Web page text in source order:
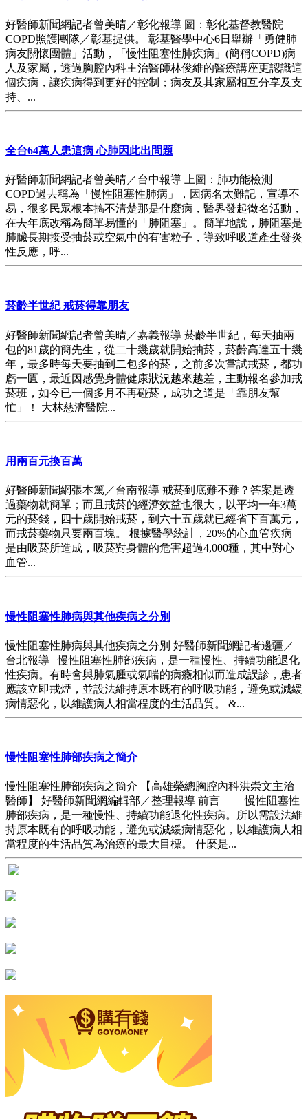
好醫師新聞網記者曾美晴／彰化報導 圖：彰化基督教醫院
COPD照護團隊／彰基提供。 彰基醫學中心6日舉辦「勇健肺
病友關懷團體」活動，「慢性阻塞性肺疾病」(簡稱COPD)病
人及家屬，透過胸腔內科主治醫師林俊維的醫療講座更認識這
個疾病，讓疾病得到更好的控制；病友及其家屬相互分享及支
持、...
全台64萬人患這病 心肺因此出問題
好醫師新聞網記者曾美晴／台中報導 上圖：肺功能檢測
COPD過去稱為「慢性阻塞性肺病」，因病名太難記，宣導不
易，很多民眾根本搞不清楚那是什麼病，醫界發起徵名活動，
在去年底改稱為簡單易懂的「肺阻塞」。簡單地說，肺阻塞是
肺臟長期接受抽菸或空氣中的有害粒子，導致呼吸道產生發炎
性反應，呼...
菸齡半世紀 戒菸得靠朋友
好醫師新聞網記者曾美晴／嘉義報導 菸齡半世紀，每天抽兩
包的81歲的簡先生，從二十幾歲就開始抽菸，菸齡高達五十幾
年，最多時每天要抽到二包多的菸，之前多次嘗試戒菸，都功
虧一匱，最近因感覺身體健康狀況越來越差，主動報名參加戒
菸班，如今已一個多月不再碰菸，成功之道是「靠朋友幫
忙」！ 大林慈濟醫院...
用兩百元換百萬
好醫師新聞網張本篤／台南報導 戒菸到底難不難？答案是透
過藥物就簡單；而且戒菸的經濟效益也很大，以平均一年3萬
元的菸錢，四十歲開始戒菸，到六十五歲就已經省下百萬元，
而戒菸藥物只要兩百塊。 根據醫學統計，20%的心血管疾病
是由吸菸所造成，吸菸對身體的危害超過4,000種，其中對心
血管...
慢性阻塞性肺病與其他疾病之分別
慢性阻塞性肺病與其他疾病之分別 好醫師新聞網記者邊疆／
台北報導 慢性阻塞性肺部疾病，是一種慢性、持續功能退化
性疾病。有時會與肺氣腫或氣喘的病癥相似而造成誤診，患者
應該立即戒煙，並設法維持原本既有的呼吸功能，避免或減緩
病情惡化，以維護病人相當程度的生活品質。 &...
慢性阻塞性肺部疾病之簡介
慢性阻塞性肺部疾病之簡介 【高雄榮總胸腔內科洪崇文主治
醫師】 好醫師新聞網編輯部／整理報導 前言 慢性阻塞性
肺部疾病，是一種慢性、持續功能退化性疾病。所以需設法維
持原本既有的呼吸功能，避免或減緩病情惡化，以維護病人相
當程度的生活品質為治療的最大目標。 什麼是...